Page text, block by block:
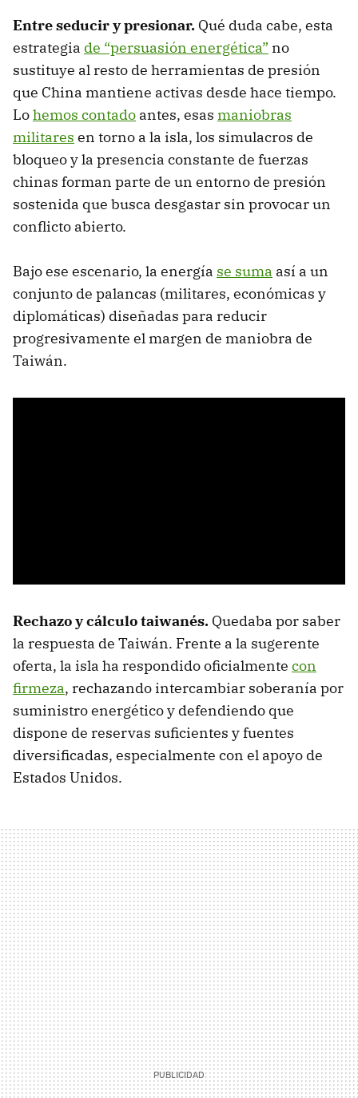
Entre seducir y presionar. Qué duda cabe, esta
estrategia de “persuasión energética” no
sustituye al resto de herramientas de presión
que China mantiene activas desde hace tiempo.
Lohemos contado antes, esas maniobras
militares en torno a la isla, los simulacros de
bloqueo y la presencia constante de fuerzas
chinas forman parte de un entorno de presión
sostenida que busca desgastar sin provocar un
conflicto abierto.
Bajo ese escenario, la energía se suma así a un
conjunto de palancas (militares, económicas y
diplomáticas) diseñadas para reducir
progresivamente el margen de maniobra de
Taiwán.
Rechazo y cálculo taiwanés. Quedaba por saber
la respuesta de Taiwán. Frente a la sugerente
oferta, la isla ha respondido oficialmente con
firmeza, rechazando intercambiar soberanía por
suministro energético y defendiendo que
dispone de reservas suficientes y fuentes
diversificadas, especialmente con el apoyo de
Estados Unidos.